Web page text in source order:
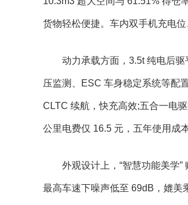
货物轻松便捷。车内双手机充电
动力承载方面，3.5t 纯电后
压监测、ESC 车身稳定系统等配
CLTC 续航，快充高效;五合一电
公里电费仅 16.5 元，五年使用成
外观设计上，“智慧功能美学
最高车速下噪声低至 69dB，媲美